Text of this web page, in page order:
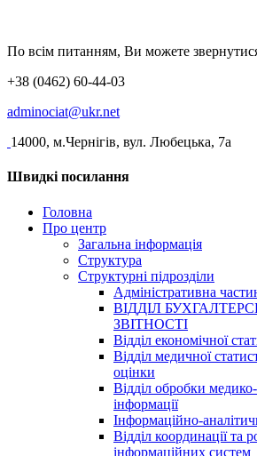
По всім питанням, Ви можете
+38 (0462) 60-44-03
adminociat@ukr.net
14000, м.Чернігів, вул. Любецька, 7а
Швидкі посилання
Головна
Про центр
Загальна інформація
Структура
Структурні підрозділи
Адміністративна
ВІДДІЛ
ЗВІТНОСТІ
Відділ економічної
Відділ медичної
оцінки
Відділ обробки
інформації
Інформаційно-
Відділ координації та
інформаційних систем